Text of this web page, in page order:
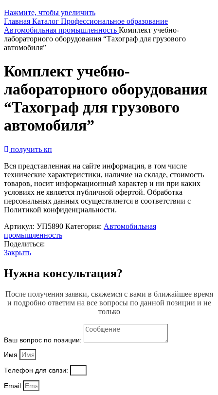
Нажмите, чтобы увеличить
Главная Каталог Профессиональное образование
Автомобильная промышленность Комплект учебно-
лабораторного оборудования “Тахограф для грузового
автомобиля”
Комплект учебно-
лабораторного оборудования
“Тахограф для грузового
автомобиля”
получить кп
Вся представленная на сайте информация, в том числе
технические характеристики, наличие на складе, стоимость
товаров, носит информационный характер и ни при каких
условиях не является публичной офертой. Обработка
персональных данных осуществляется в соответствии с
Политикой конфиденциальности.
Артикул: УП5890 Категория: Автомобильная
промышленность
Поделиться:
Закрыть
Нужна консультация?
После получения заявки, свяжемся с вами в ближайшее время
и подробно ответим на все вопросы по данной позиции и не
только
Ваш вопрос по позиции:
Имя
Телефон для связи:
Email